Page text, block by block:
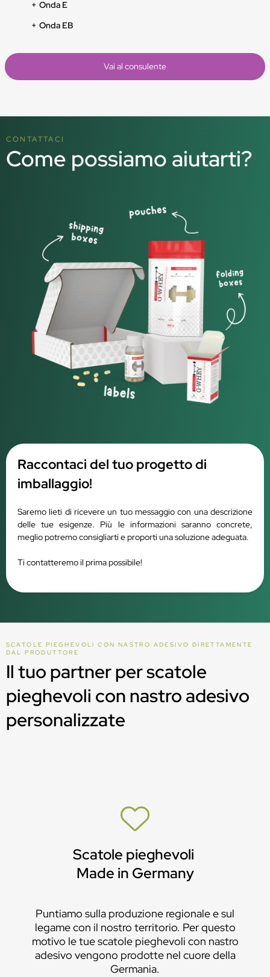
Onda E
Onda EB
Vai al consulente
CONTATTACI
Come possiamo aiutarti?
Raccontaci del tuo progetto di
imballaggio!
Saremo lieti di ricevere un tuo messaggio con una descrizione
delle tue esigenze. Più le informazioni saranno concrete,
meglio potremo consigliarti e proporti una soluzione adeguata.
Ti contatteremo il prima possibile!
SCATOLE PIEGHEVOLI CON NASTRO ADESIVO DIRETTAMENTE
DAL PRODUTTORE
Il tuo partner per scatole
pieghevoli con nastro adesivo
personalizzate
Scatole pieghevoli
Made in Germany
Puntiamo sulla produzione regionale e sul
legame con il nostro territorio. Per questo
motivo le tue scatole pieghevoli con nastro
adesivo vengono prodotte nel cuore della
Germania.